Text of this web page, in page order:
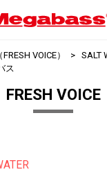
VOICE）
SALT
ス
FRESH VOICE